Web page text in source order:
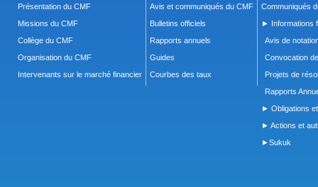
Présentation du CMF
Missions du CMF
Collège du CMF
Organisation du CMF
Intervenants sur le marché financier
Avis et communiqués du CMF
Bulletins officiels
Rapports annuels
Guides
Courbes des taux
Communiqués
► Informations
Avis de
Convocation
Projets de
Rapports
► Obligations
► Actions et
►Sukuk